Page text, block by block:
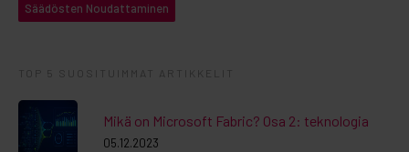
Säädösten Noudattaminen
TOP 5 SUOSITUIMMAT ARTIKKELIT
Mikä on Microsoft Fabric? Osa 2: teknologia
05.12.2023